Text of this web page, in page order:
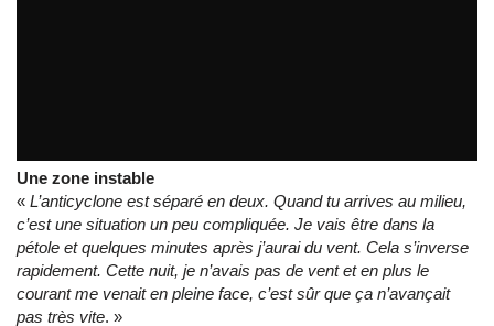
Une zone instable
« L’anticyclone est séparé en deux. Quand tu arrives au milieu,
c’est une situation un peu compliquée. Je vais être dans la
pétole et quelques minutes après j’aurai du vent. Cela s’inverse
rapidement. Cette nuit, je n’avais pas de vent et en plus le
courant me venait en pleine face, c’est sûr que ça n’avançait
pas très vite. »